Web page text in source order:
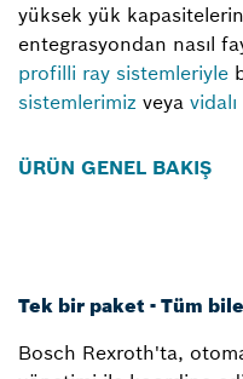
yüksek yük
entegrasyondan nasıl
profilli ray sistemleriyle
sistemlerimiz veya
ÜRÜN GENEL BAKIŞ
Tek bir paket - Tüm
Bosch Rexroth'ta,